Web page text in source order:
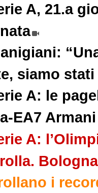
A, 21.a
siamo
A: le
EA7
A:
i